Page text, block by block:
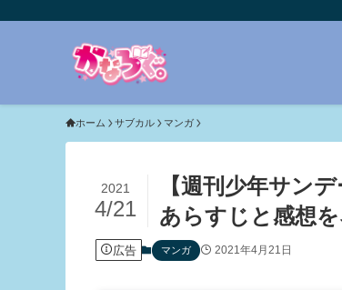
ホーム サブカル マンガ
【週刊少年サン
あらすじと感想
2021
4/21
広告 マンガ 2021年4月21日